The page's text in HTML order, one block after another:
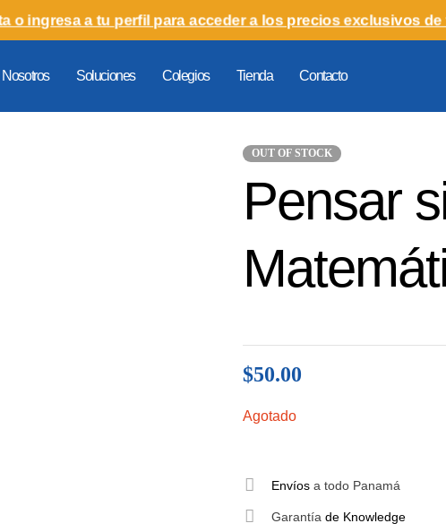
o ingresa a tu perfil para acceder a los precios exclusivos
Nosotros Soluciones Colegios Tienda Contacto
OUT OF STOCK
Pensar
$50.00
Agotado
Envíos a todo Panamá
Garantía de Knowledge